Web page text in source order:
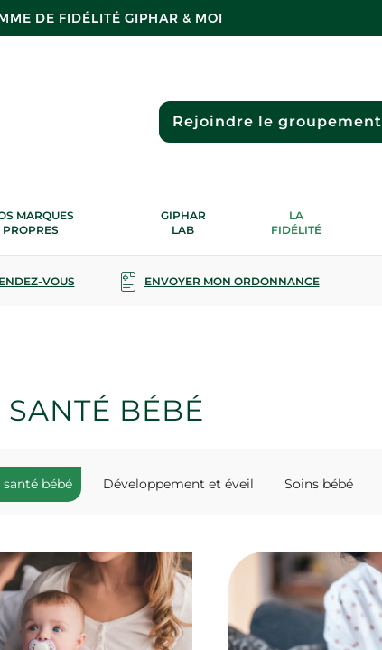
DE FIDÉLITÉ GIPHAR & MOI
Rejoindre le groupement
MARQUES
PROPRES
GIPHAR
LAB
LA
FIDÉLITÉ
VOUS ENVOYER MON ORDONNANCE
BÉBÉ
santé bébé Développement et éveil Soins bébé